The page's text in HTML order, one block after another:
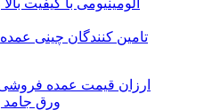
تامین کنندگان چینی